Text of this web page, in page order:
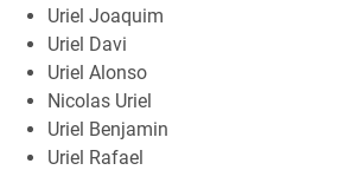
Uriel Joaquim
Uriel Davi
Uriel Alonso
Nicolas Uriel
Uriel Benjamin
Uriel Rafael